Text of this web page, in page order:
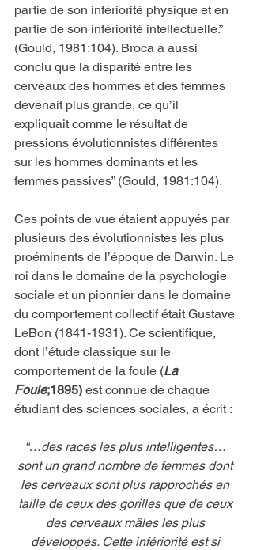
partie de son infériorité physique et en
partie de son infériorité intellectuelle.”
(Gould, 1981:104). Broca a aussi
conclu que la disparité entre les
cerveaux des hommes et des femmes
devenait plus grande, ce qu’il
expliquait comme le résultat de
pressions évolutionnistes différentes
sur les hommes dominants et les
femmes passives” (Gould, 1981:104).
Ces points de vue étaient appuyés par
plusieurs des évolutionnistes les plus
proéminents de l’époque de Darwin. Le
roi dans le domaine de la psychologie
sociale et un pionnier dans le domaine
du comportement collectif était Gustave
LeBon (1841-1931). Ce scientifique,
dont l’étude classique sur le
comportement de la foule (La
Foule;1895) est connue de chaque
étudiant des sciences sociales, a écrit :
“…des races les plus intelligentes…
sont un grand nombre de femmes dont
les cerveaux sont plus rapprochés en
taille de ceux des gorilles que de ceux
des cerveaux mâles les plus
développés. Cette infériorité est si